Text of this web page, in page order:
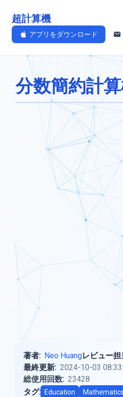
超計算機
アプリをダウンロード
分数簡約計
著者: Neo Huangレビュー担
最終更新: 2024-10-03
総使用回数: 23428
タグ:
Education Mathematics